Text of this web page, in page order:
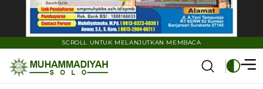
SCROLL UNTUK MELANJUTKAN MEMBACA